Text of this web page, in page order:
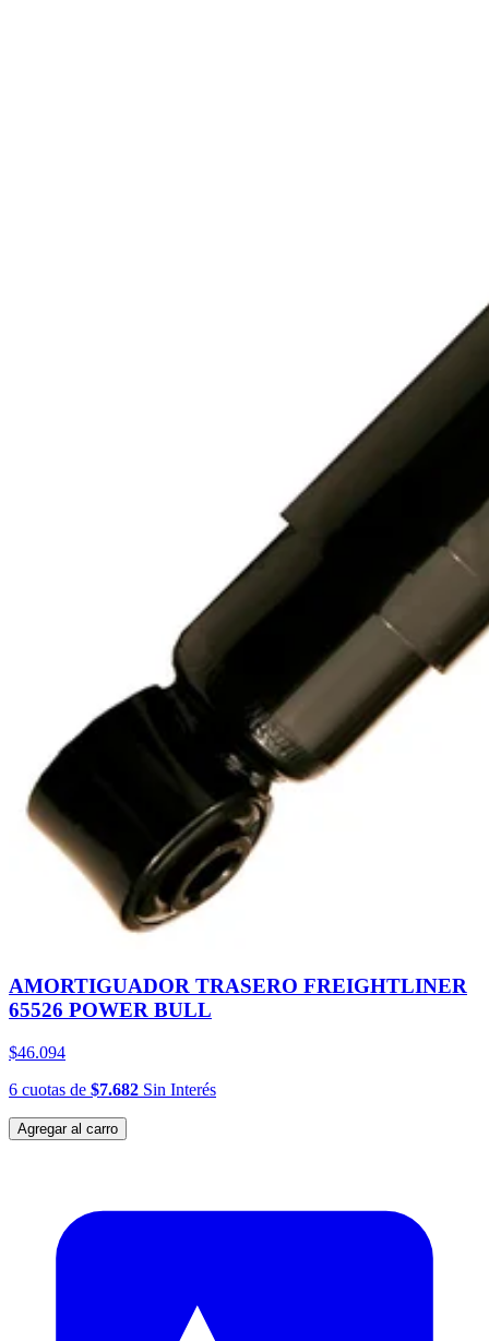
AMORTIGUADOR TRASERO FREIGHTLINER
65526 POWER BULL
$46.094
6 cuotas de $7.682 Sin Interés
Agregar al carro